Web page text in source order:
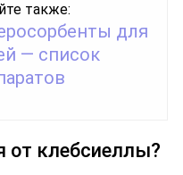
также:
для
— список
клебсиеллы?